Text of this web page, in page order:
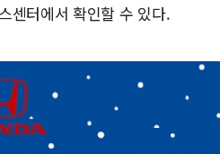
센터에서 확인할 수 있다.